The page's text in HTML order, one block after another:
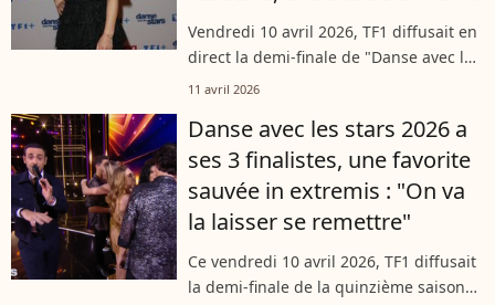
unique avec Christophe
Licata
Vendredi 10 avril 2026, TF1 diffusait en
direct la demi-finale de "Danse avec les
stars". Lors de ce prime, deux
Maghla et Lucie Bernardoni. Lors...
11 avril 2026
Danse avec les stars 2026 a
ses 3 finalistes, une favorite
sauvée in extremis : "On va
la laisser se remettre"
Ce vendredi 10 avril 2026, TF1 diffusait
la demi-finale de la quinzième saison